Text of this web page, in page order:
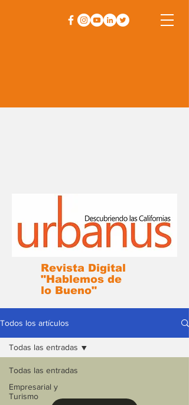
Revista Digital
"Hablemos de
lo Bueno"
Todos los artículos
Todas las entradas
Empresarial y
Turismo
Todas las entradas